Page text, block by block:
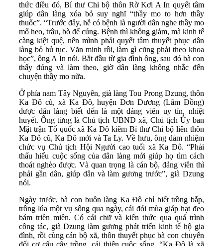
thức điều đó, Bí thư Chi bộ thôn Rờ Kơi A In quyết tâm
giúp dân làng xóa bỏ suy nghĩ “thầy mo to hơn thầy
thuốc”. “Trước đây, hễ có bệnh là người dân nghe thầy mo
mổ heo, trâu, bò để cúng. Bệnh thì không giảm, mà kinh tế
càng kiệt quệ, nên mình phải quyết tâm thuyết phục dân
làng bỏ hủ tục. Văn minh rồi, làm gì cũng phải theo khoa
học”, ông A In nói. Bắt đầu từ gia đình ông, sau đó bà con
thấy đúng và làm theo, giờ dân làng không nhắc đến
chuyện thầy mo nữa.
Ở phía nam Tây Nguyên, già làng Tou Prong Dzung, thôn
Ka Đô cũ, xã Ka Đô, huyện Đơn Dương (Lâm Đồng)
được dân làng biết đến là một đảng viên uy tín, nhiệt
huyết. Ông từng là Chủ tịch UBND xã, Chủ tịch Ủy ban
Mặt trận Tổ quốc xã Ka Đô kiêm Bí thư Chi bộ liên thôn
Ka Đô cũ, Ka Đô mới và Ta Ly. Về hưu, ông đảm nhiệm
chức vụ Chủ tịch Hội Người cao tuổi xã Ka Đô. “Phải
thấu hiểu cuộc sống của dân làng mới giúp họ tìm cách
thoát nghèo được. Và quan trọng là cán bộ, đảng viên thì
phải gần dân, giúp dân và làm gương trước”, già Dzung
nói.
Ngày trước, bà con buôn làng Ka Đô chỉ biết trồng bắp,
trồng lúa một vụ sống qua ngày, cái đói mùa giáp hạt đeo
bám triền miên. Có cái chữ và kiến thức qua quá trình
công tác, già Dzung làm gương phát triển kinh tế hộ gia
đình, rồi cùng cán bộ xã, thôn thuyết phục bà con chuyển